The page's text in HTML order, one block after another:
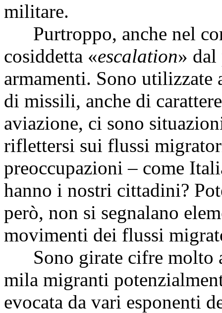
militare.
Purtroppo, anche nel
cosiddetta «escalation»
armamenti. Sono
di missili, anche di
aviazione, ci sono
riflettersi sui flussi
preoccupazioni – come
hanno i nostri cittadini?
però, non si segnalano
movimenti dei flussi
Sono girate cifre molto
mila migranti
evocata da vari esponenti